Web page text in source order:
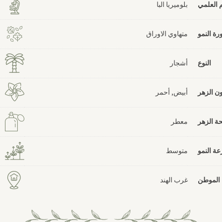
العلمي بلوميريا البا
النمو متهاوي الاوراق
النوع أشجار
الزهر أبيض, أحمر
الزهر معطر
النمو متوسط
الموطن غرب الهند